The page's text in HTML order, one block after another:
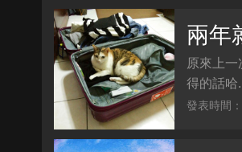
兩年
原來上
得的話哈
發表時間